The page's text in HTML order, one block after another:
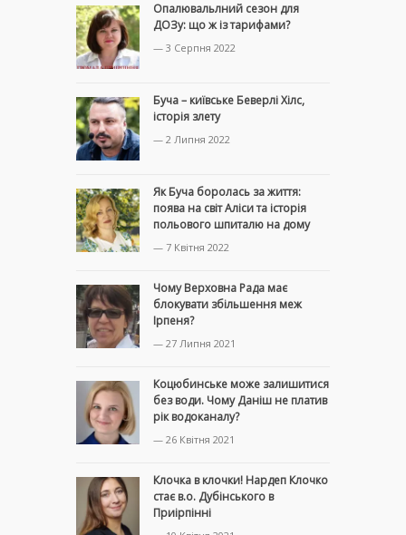
Опалювальлний сезон для
ДОЗу: що ж із тарифами?
— 3 Серпня 2022
Буча – київське Беверлі Хілс,
історія злету
— 2 Липня 2022
Як Буча боролась за життя:
поява на світ Аліси та історія
польового шпиталю на дому
— 7 Квітня 2022
Чому Верховна Рада має
блокувати збільшення меж
Ірпеня?
— 27 Липня 2021
Коцюбинське може залишитися
без води. Чому Даніш не платив
рік водоканалу?
— 26 Квітня 2021
Клочка в клочки! Нардеп Клочко
стає в.о. Дубінського в
Приірпінні